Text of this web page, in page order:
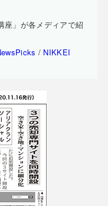
座」が各メディアで紹
/ NIKKEI